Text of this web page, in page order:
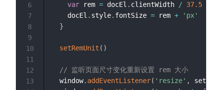
var rem = docEl . clientWidth / 37.5
    docEl
. style. fontSize = rem +
'px'
}
setRemUnit ( )
// 监听页面尺寸变化重新设置 rem 大小
  window
. addEventListener( 'resize' ,
6
7
8
9
10
11
12
13